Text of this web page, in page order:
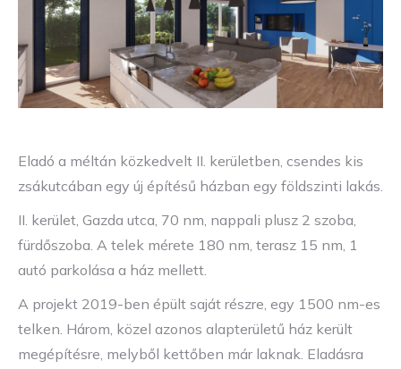
Eladó a méltán közkedvelt II. kerületben, csendes kis
zsákutcában egy új építésű házban egy földszinti lakás.
II. kerület, Gazda utca, 70 nm, nappali plusz 2 szoba,
fürdőszoba. A telek mérete 180 nm, terasz 15 nm, 1
autó parkolása a ház mellett.
A projekt 2019-ben épült saját részre, egy 1500 nm-es
telken. Három, közel azonos alapterületű ház került
megépítésre, melyből kettőben már laknak. Eladásra